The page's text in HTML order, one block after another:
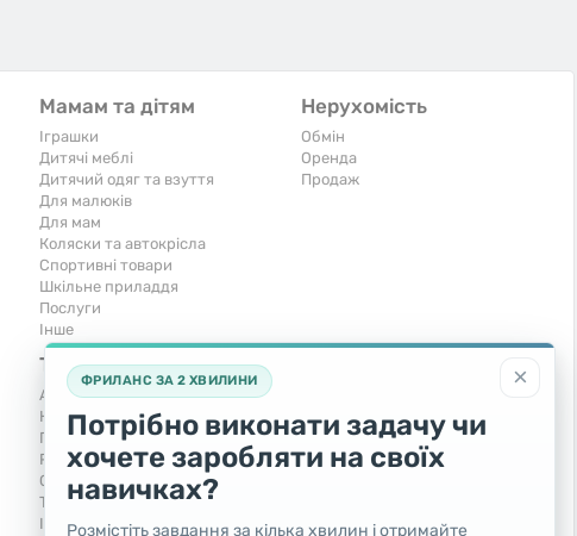
Мамам та дітям
Іграшки
Дитячі меблі
Дитячий одяг та взуття
Для малюків
Для мам
Коляски та автокрісла
Спортивні товари
Шкільне приладдя
Послуги
Iнше
Нерухомість
Обмін
Оренда
Продаж
Тварини та рослини
Акваріумістика
Кішки
Послуги
Рослини та дерева
Собаки
Товари для тварин
Інші тварини
Запчастини та аксесуари
Комерційний транспорт
Легкові автомобілі
Послуги
×
ФРИЛАНС ЗА 2 ХВИЛИНИ
Потрібно виконати задачу чи
хочете заробляти на своїх
навичках?
Розмістіть завдання за кілька хвилин і отримайте